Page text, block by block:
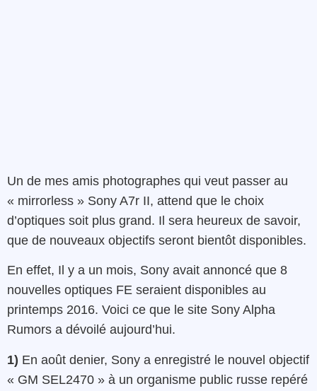
Un de mes amis photographes qui veut passer au
« mirrorless » Sony A7r II, attend que le choix
d’optiques soit plus grand. Il sera heureux de savoir,
que de nouveaux objectifs seront bientôt disponibles.
En effet, Il y a un mois, Sony avait annoncé que 8
nouvelles optiques FE seraient disponibles au
printemps 2016. Voici ce que le site Sony Alpha
Rumors a dévoilé aujourd’hui.
1) En août denier, Sony a enregistré le nouvel objectif
« GM SEL2470 » à un organisme public russe repéré